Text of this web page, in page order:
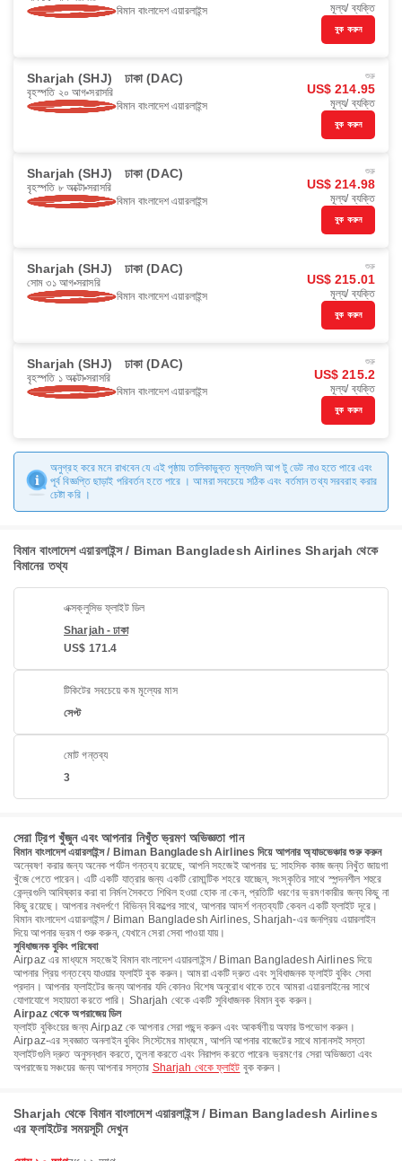
বিমান বাংলাদেশ এয়ারলাইন্স
মূল্য/ ব্যক্তি
বুক করুন
Sharjah (SHJ) ঢাকা (DAC)
বৃহস্পতি ২০ আগ সরাসরি
বিমান বাংলাদেশ এয়ারলাইন্স
শুরু
US$ 214.95
মূল্য/ ব্যক্তি
বুক করুন
Sharjah (SHJ) ঢাকা (DAC)
বৃহস্পতি ৮ অক্টো সরাসরি
বিমান বাংলাদেশ এয়ারলাইন্স
শুরু
US$ 214.98
মূল্য/ ব্যক্তি
বুক করুন
Sharjah (SHJ) ঢাকা (DAC)
সোম ৩১ আগ সরাসরি
বিমান বাংলাদেশ এয়ারলাইন্স
শুরু
US$ 215.01
মূল্য/ ব্যক্তি
বুক করুন
Sharjah (SHJ) ঢাকা (DAC)
বৃহস্পতি ১ অক্টো সরাসরি
বিমান বাংলাদেশ এয়ারলাইন্স
শুরু
US$ 215.2
মূল্য/ ব্যক্তি
বুক করুন
অনুগ্রহ করে মনে রাখবেন যে এই পৃষ্ঠায় তালিকাভুক্ত মূল্যগুলি আপ টু ডেট নাও হতে পারে এবং
পূর্ব বিজ্ঞপ্তি ছাড়াই পরিবর্তন হতে পারে । আমরা সবচেয়ে সঠিক এবং বর্তমান তথ্য সরবরাহ করার
চেষ্টা করি ।
বিমান বাংলাদেশ এয়ারলাইন্স / Biman Bangladesh Airlines Sharjah থেকে
বিমানের তথ্য
এক্সক্লুসিভ ফ্লাইট ডিল
Sharjah - ঢাকা
US$ 171.4
টিকিটের সবচেয়ে কম মূল্যের মাস
সেপ্ট
মোট গন্তব্য
3
সেরা ট্রিপ খুঁজুন এবং আপনার নিখুঁত ভ্রমণ অভিজ্ঞতা পান
বিমান বাংলাদেশ এয়ারলাইন্স / Biman Bangladesh Airlines দিয়ে আপনার অ্যাডভেঞ্চার শুরু করুন
অন্বেষণ করার জন্য অনেক পর্যটন গন্তব্য রয়েছে, আপনি সহজেই আপনার দু: সাহসিক কাজ জন্য নিখুঁত জায়গা
খুঁজে পেতে পারেন। এটি একটি যাত্রার জন্য একটি রোমান্টিক শহরে যাচ্ছেন, সংস্কৃতির সাথে স্পন্দনশীল শহুরে
কেন্দ্রগুলি আবিষ্কার করা বা নির্মল সৈকতে শিথিল হওয়া হোক না কেন, প্রতিটি ধরণের ভ্রমণকারীর জন্য কিছু না
কিছু রয়েছে। আপনার নখদর্পণে বিভিন্ন বিকল্পের সাথে, আপনার আদর্শ গন্তব্যটি কেবল একটি ফ্লাইট দূরে।
বিমান বাংলাদেশ এয়ারলাইন্স / Biman Bangladesh Airlines, Sharjah-এর জনপ্রিয় এয়ারলাইন
দিয়ে আপনার ভ্রমণ শুরু করুন, যেখানে সেরা সেবা পাওয়া যায়।
সুবিধাজনক বুকিং পরিষেবা
Airpaz এর মাধ্যমে সহজেই বিমান বাংলাদেশ এয়ারলাইন্স / Biman Bangladesh Airlines দিয়ে
আপনার প্রিয় গন্তব্যে যাওয়ার ফ্লাইট বুক করুন। আমরা একটি দ্রুত এবং সুবিধাজনক ফ্লাইট বুকিং সেবা
প্রদান। আপনার ফ্লাইটের জন্য আপনার যদি কোনও বিশেষ অনুরোধ থাকে তবে আমরা এয়ারলাইনের সাথে
যোগাযোগে সহায়তা করতে পারি। Sharjah থেকে একটি সুবিধাজনক বিমান বুক করুন।
Airpaz থেকে অপরাজেয় ডিল
ফ্লাইট বুকিংয়ের জন্য Airpaz কে আপনার সেরা পছন্দ করুন এবং আকর্ষণীয় অফার উপভোগ করুন।
Airpaz-এর স্বজ্ঞাত অনলাইন বুকিং সিস্টেমের মাধ্যমে, আপনি আপনার বাজেটের সাথে মানানসই সস্তা
ফ্লাইটগুলি দ্রুত অনুসন্ধান করতে, তুলনা করতে এবং নিরাপদ করতে পারেন৷ ভ্রমণের সেরা অভিজ্ঞতা এবং
অপরাজেয় সঞ্চয়ের জন্য আপনার সস্তার Sharjah থেকে ফ্লাইট বুক করুন।
Sharjah থেকে বিমান বাংলাদেশ এয়ারলাইন্স / Biman Bangladesh Airlines
এর ফ্লাইটের সময়সূচী দেখুন